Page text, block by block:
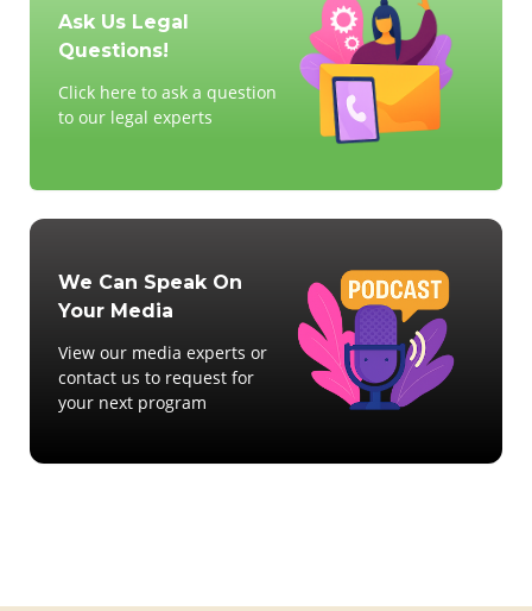
Ask Us Legal
Questions!
Click here to ask a question
to our legal experts
We Can Speak On
Your Media
View our media experts or
contact us to request for
your next program